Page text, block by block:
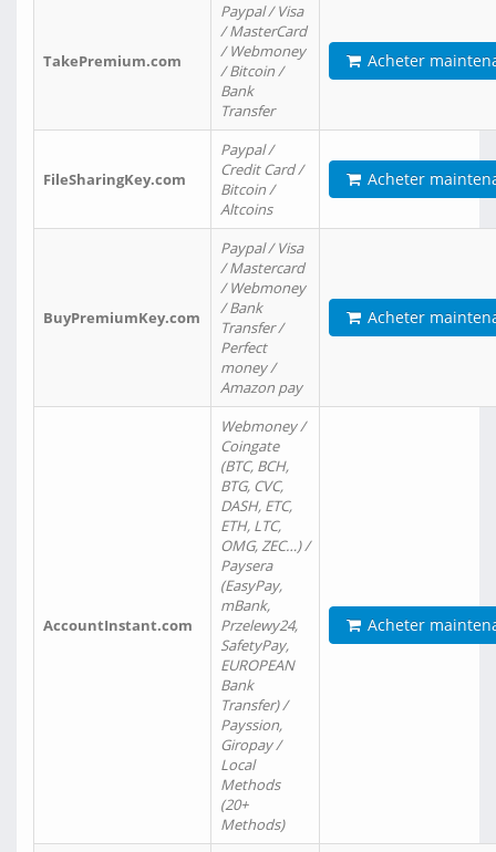
TakePremium.com
Paypal / Visa
/ MasterCard
/ Webmoney
/ Bitcoin /
Bank
Transfer
Acheter
FileSharingKey.com
Paypal /
Credit Card /
Bitcoin /
Altcoins
Acheter
BuyPremiumKey.com
Paypal / Visa
/ Mastercard
/ Webmoney
/ Bank
Transfer /
Perfect
money /
Amazon pay
Acheter
AccountInstant.com
Webmoney /
Coingate
(BTC, BCH,
BTG, CVC,
DASH, ETC,
ETH, LTC,
OMG, ZEC…) /
Paysera
(EasyPay,
mBank,
Przelewy24,
SafetyPay,
EUROPEAN
Bank
Transfer) /
Payssion,
Giropay /
Local
Methods
(20+
Methods)
Acheter